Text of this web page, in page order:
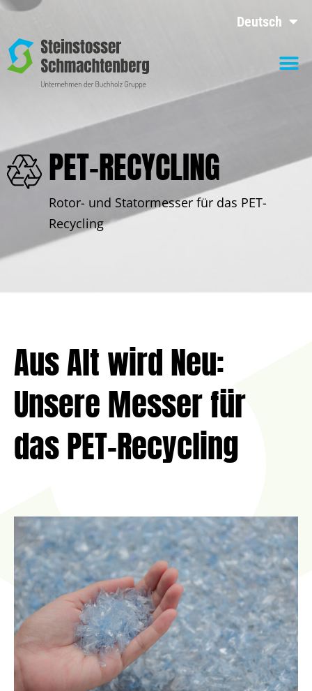
Deutsch
PET-RECYCLING
Rotor- und Statormesser für das PET-
Recycling
Aus Alt wird Neu:
Unsere Messer für
das PET-Recycling